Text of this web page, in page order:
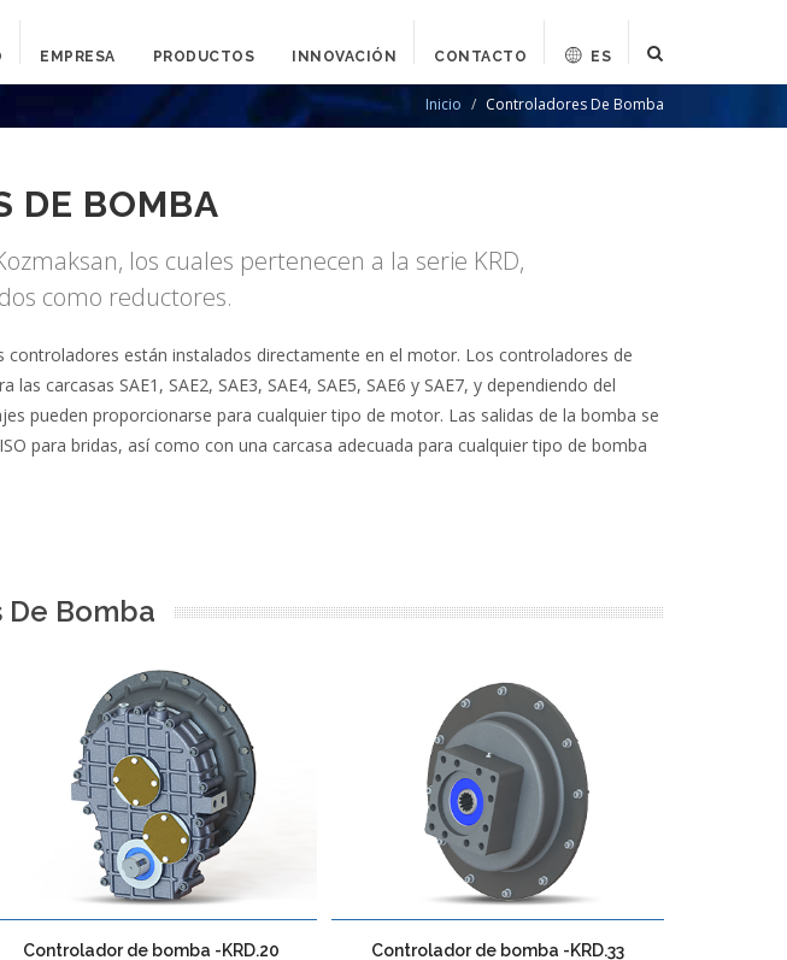
EMPRESA PRODUCTOS INNOVACIÓN CONTACTO ES
Inicio Controladores De Bomba
DE BOMBA
los cuales pertenecen a la serie KRD,
como reductores.
controladores están instalados directamente en el motor. Los controladores de
carcasas SAE1, SAE2, SAE3, SAE4, SAE5, SAE6 y SAE7, y dependiendo del
pueden proporcionarse para cualquier tipo de motor. Las salidas de la bomba se
para bridas, así como con una carcasa adecuada para cualquier tipo de bomba
Bomba
Controlador de bomba -KRD.20 Controlador de bomba -KRD.33